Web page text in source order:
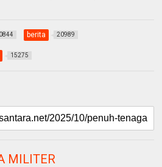
berita 20989
15275
MILITER